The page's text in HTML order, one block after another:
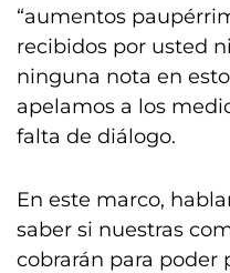
“aumentos
recibidos por usted
ninguna nota en
apelamos a los
falta de diálogo.
En este marco,
saber si nuestras
cobrarán para poder